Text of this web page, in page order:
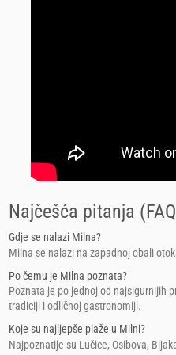
Najčešća pitanja
Gdje se nalazi Milna?
Milna se nalazi na zapadnoj obali
Po čemu je Milna poznata?
Poznata je po jednoj od najsigurnijih
tradiciji i odličnoj gastronomiji.
Koje su najljepše plaže u Milni?
Najpoznatije su Lučice, Osibova,